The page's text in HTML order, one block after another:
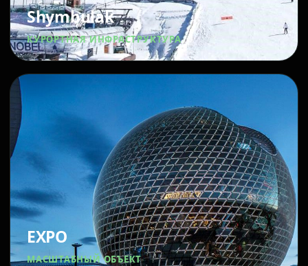
Shymbulak
КУРОРТНАЯ ИНФРАСТРУКТУРА
EXPO
МАСШТАБНЫЙ ОБЪЕКТ